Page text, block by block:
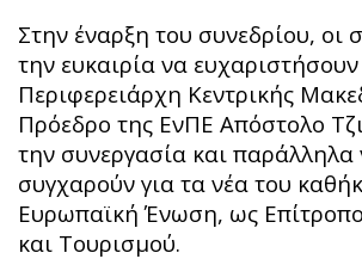
Στην έναρξη του συνεδρίου, οι
την ευκαιρία να
Περιφερειάρχη Κεντρικής
Πρόεδρο της ΕνΠΕ Απόστολο
την συνεργασία και παράλληλα
συγχαρούν για τα νέα του
Ευρωπαϊκή Ένωση, ως
και Τουρισμού.